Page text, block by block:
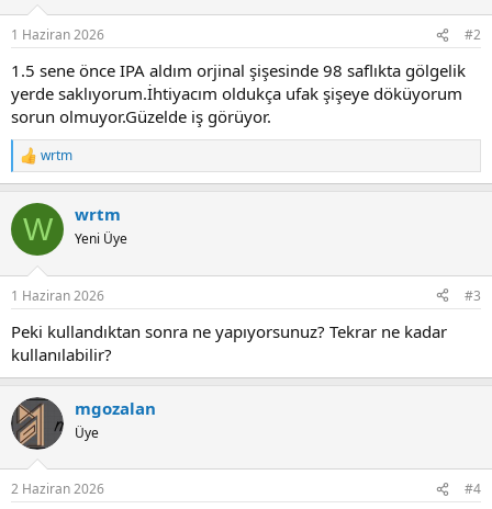
s
1 Haziran 2026 #2
1.5 sene önce IPA aldım orjinal şişesinde 98 saflıkta gölgelik
yerde saklıyorum.İhtiyacım oldukça ufak şişeye döküyorum
sorun olmuyor.Güzelde iş görüyor.
R
e
c
i
s
wrtm
W wrtm
Yeni Üye
1 Haziran 2026 #3
Peki kullandıktan sonra ne yapıyorsunuz? Tekrar ne kadar
kullanılabilir?
mgozalan
Üye
2 Haziran 2026 #4